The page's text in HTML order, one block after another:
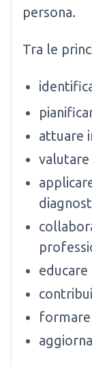
persona.
Tra le
attuare